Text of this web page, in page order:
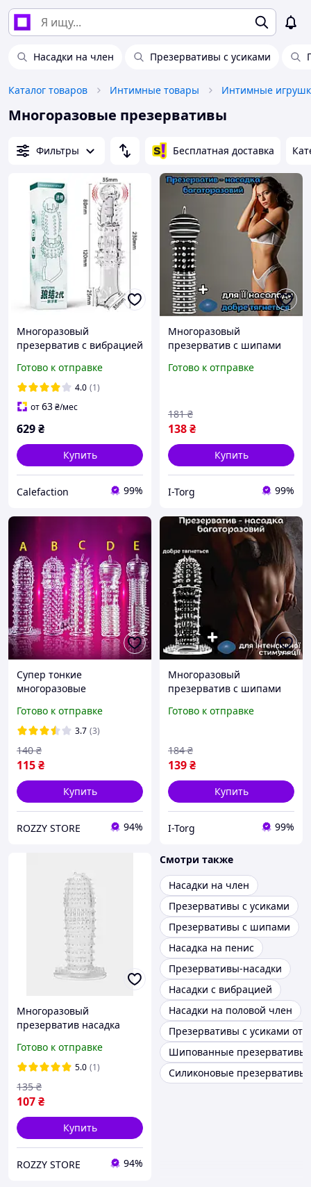
Насадки на член Презервативы с усиками
Каталог товаров Интимные товары Интимные
Многоразовые презервативы
Фильтры Бесплатная доставка
Многоразовый
презерватив с вибрацией
Готово к отправке
4.0 (1)
от63₴/мес
629₴
Купить
Calefaction 99%
Многоразовый
презерватив с шипами
яркой ночи
Готово к отправке
138₴
181 ₴
Купить
I-Torg 99%
Супер тонкие
многоразовые
Многоразовая насадка на
член
Готово к отправке
3.7 (3)
115₴
140 ₴
Купить
ROZZY STORE 94%
Многоразовый
презерватив с шипами
ярких ощущений
Готово к отправке
139₴
184 ₴
Купить
I-Torg 99%
Многоразовый
презерватив насадка
шипами и усиками
продление полового акта
прозрачный
Готово к отправке
5.0 (1)
107₴
135 ₴
Купить
ROZZY STORE 94%
Смотри также
Насадки на член
Презервативы с усиками
Презервативы с шипами
Насадка на пенис
Презервативы-насадки
Насадки с вибрацией
Насадки на половой член
Презервативы с усиками
Шипованные презервативы
Силиконовые презервативы